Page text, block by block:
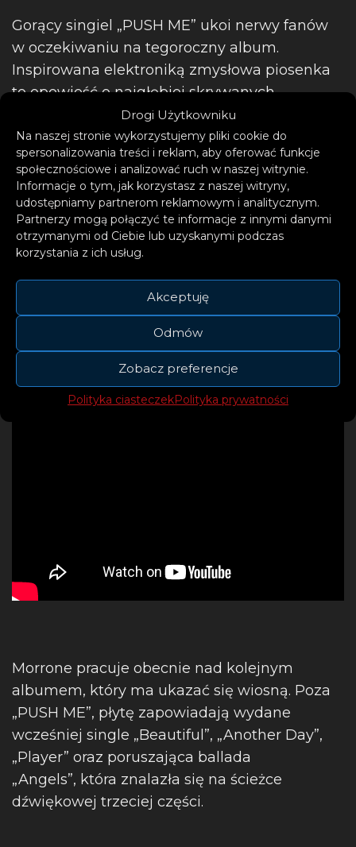
Drogi Użytkowniku
Na naszej stronie wykorzystujemy pliki cookie do
spersonalizowania treści i reklam, aby oferować funkcje
społecznościowe i analizować ruch w naszej witrynie.
Informacje o tym, jak korzystasz z naszej witryny,
udostępniamy partnerom reklamowym i analitycznym.
Partnerzy mogą połączyć te informacje z innymi danymi
otrzymanymi od Ciebie lub uzyskanymi podczas
korzystania z ich usług.
Akceptuję
Odmów
Zobacz preferencje
Polityka ciasteczekPolityka prywatności
Gorący singiel „PUSH ME” ukoi nerwy fanów
w oczekiwaniu na tegoroczny album.
Inspirowana elektroniką zmysłowa piosenka
to opowieść o najgłębiej skrywanych
namiętnościach, sile uwodzenia i drodze do
odkupienia.
Morrone pracuje obecnie nad kolejnym
albumem, który ma ukazać się wiosną. Poza
„PUSH ME”, płytę zapowiadają wydane
wcześniej single „Beautiful”, „Another Day”,
„Player” oraz poruszająca ballada
„Angels”, która znalazła się na ścieżce
dźwiękowej trzeciej części.